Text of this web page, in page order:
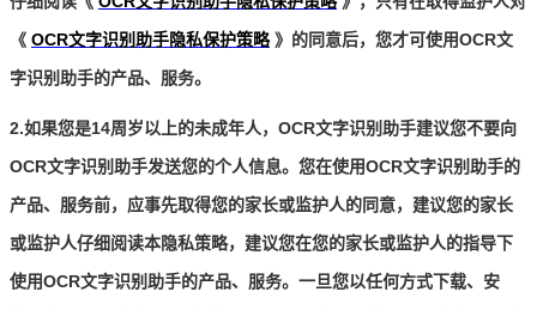
《 OCR文字识别助手隐私保护策略 》的同意后，您才可使用OCR文
字识别助手的产品、服务。
2.如果您是14周岁以上的未成年人，OCR文字识别助手建议您不要向
OCR文字识别助手发送您的个人信息。您在使用OCR文字识别助手的
产品、服务前，应事先取得您的家长或监护人的同意，建议您的家长
或监护人仔细阅读本隐私策略，建议您在您的家长或监护人的指导下
使用OCR文字识别助手的产品、服务。一旦您以任何方式下载、安